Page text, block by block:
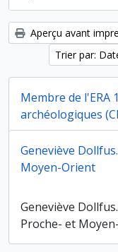
Aperçu avant
Trier par:
Membre de l'ERA
archéologiques
Membre de l'ERA
archéologiques
Geneviève
Moyen-Orient
Geneviève
Proche- et